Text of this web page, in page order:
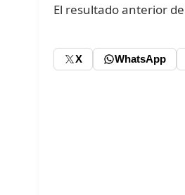
El resultado anterior
X WhatsApp